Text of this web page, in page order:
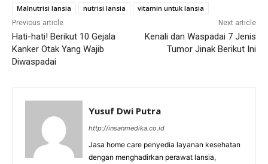
Malnutrisi lansia
nutrisi lansia vitamin untuk lansia
Previous article
Hati-hati! Berikut 10 Gejala
Kanker Otak Yang Wajib
Diwaspadai
Next article
Kenali dan Waspadai 7 Jenis
Tumor Jinak Berikut Ini
Yusuf Dwi Putra
http://insanmedika.co.id
Jasa home care penyedia layanan kesehatan
dengan menghadirkan perawat lansia,